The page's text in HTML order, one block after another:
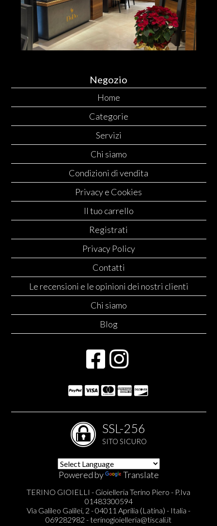
Negozio
Home
Categorie
Servizi
Chi siamo
Condizioni di vendita
Privacy e Cookies
Il tuo carrello
Registrati
Privacy Policy
Contatti
Le recensioni e le opinioni dei nostri clienti
Chi siamo
Blog
SSL-256
SITO SICURO
Powered by Translate
TERINO GIOIELLI - Gioielleria Terino Piero - P.Iva
01483300594
Via Galileo Galilei, 2 - 04011 Aprilia (Latina) - Italia -
069282982 -terinogioielleria@tiscali.it